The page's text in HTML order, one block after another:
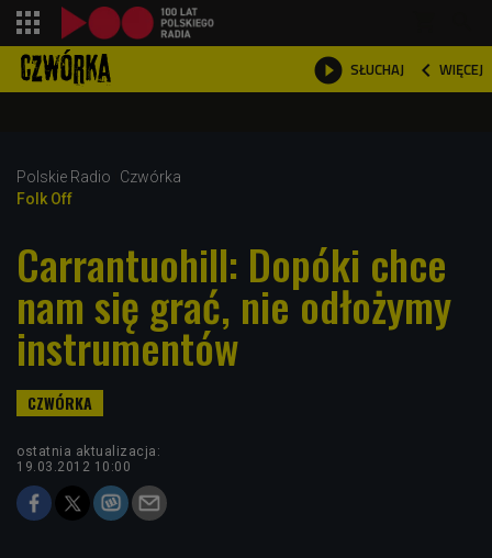
 SŁUCHAJ  WIĘCEJ

Polskie Radio
Czwórka
Folk Off
Carrantuohill: Dopóki chce
nam się grać, nie odłożymy
instrumentów
ostatnia aktualizacja:
19.03.2012 10:00